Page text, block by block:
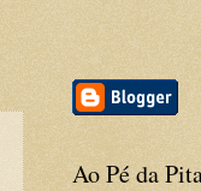
Ao Pé da